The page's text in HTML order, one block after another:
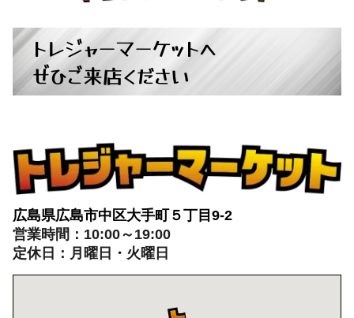
トレジャーマーケットへ
ぜひご来店ください
広島県広島市中区大手町５丁目9-2
営業時間：10:00～19:00
定休日：月曜日・火曜日